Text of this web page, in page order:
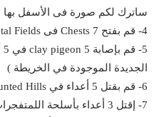
ساترك لكم صورة فى الأسفل بها
4- قم بفتح 7 Chests فى Fatal Fields
الجديدة الموجودة في الخريطة )
6- قم بقتل 5 أعداء في Haunted Hills
7- إقتل 3 أعداء بأسلحة